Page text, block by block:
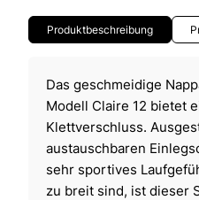
Produktbeschreibung
Das geschmeidige
Modell Claire 12 bietet
Klettverschluss.
austauschbaren
sehr sportives
zu breit sind, ist dieser